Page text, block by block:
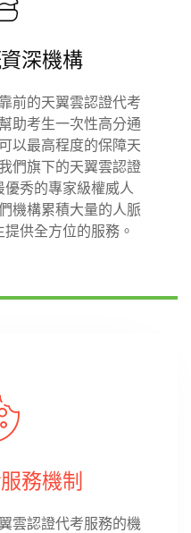
深機構
前的天翼雲認證代考
助考生一次性高分通
以最高程度的保障天
們旗下的天翼雲認證
秀的專家級權威人
機構累積大量的人脈
供全方位的服務。
務機制
雲認證代考服務的機